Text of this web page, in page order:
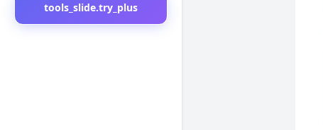
tools_slide.try_plus